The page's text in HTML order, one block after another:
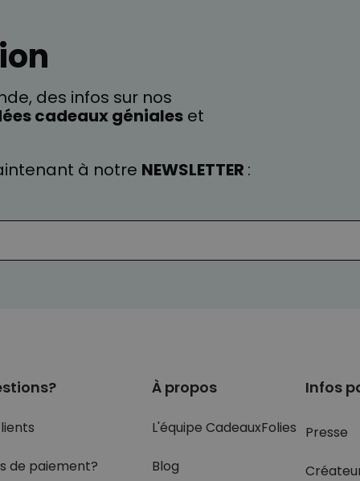
des infos sur nos
cadeaux géniales et
à notre NEWSLETTER :
de paiement?
À propos
L'équipe CadeauxFolies
Blog
Infos
Presse